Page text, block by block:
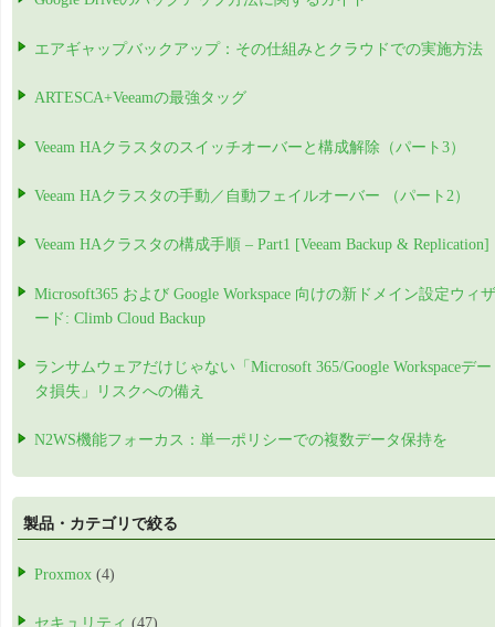
エアギャップバックアップ：その仕組みとクラウドでの実施方法
ARTESCA+Veeamの最強タッグ
Veeam HAクラスタのスイッチオーバーと構成解除（パート3）
Veeam HAクラスタの手動／自動フェイルオーバー （パート2）
Veeam HAクラスタの構成手順 – Part1 [Veeam Backup & Replication]
Microsoft365 および Google Workspace 向けの新ドメイン設定ウィザ
ード: Climb Cloud Backup
ランサムウェアだけじゃない「Microsoft 365/Google Workspaceデー
タ損失」リスクへの備え
N2WS機能フォーカス：単一ポリシーでの複数データ保持を
製品・カテゴリで絞る
Proxmox (4)
セキュリティ (47)